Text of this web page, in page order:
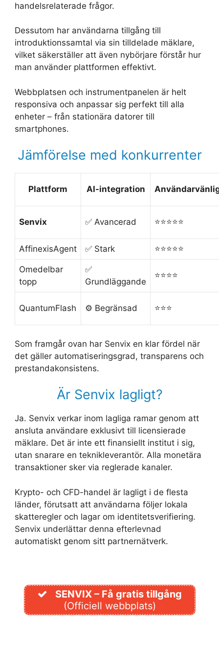
handelsrelaterade frågor.
Dessutom har användarna tillgång till
introduktionssamtal via sin tilldelade mäklare,
vilket säkerställer att även nybörjare förstår hur
man använder plattformen effektivt.
Webbplatsen och instrumentpanelen är helt
responsiva och anpassar sig perfekt till alla
enheter – från stationära datorer till
smartphones.
Jämförelse med konkurrenter
Plattform AI-integration
Senvix ✅ Avancerad ⭐️⭐️⭐️⭐️⭐️
AffinexisAgent ✅ Stark ⭐️⭐️⭐️⭐️⭐️
Omedelbar
topp
✅
Grundläggande
⭐️⭐️⭐️⭐️
QuantumFlash ⚙️ Begränsad ⭐️⭐️⭐️
Som framgår ovan har Senvix en klar fördel när
det gäller automatiseringsgrad, transparens och
prestandakonsistens.
Är Senvix lagligt?
Ja. Senvix verkar inom lagliga ramar genom att
ansluta användare exklusivt till licensierade
mäklare. Det är inte ett finansiellt institut i sig,
utan snarare en teknikleverantör. Alla monetära
transaktioner sker via reglerade kanaler.
Krypto- och CFD-handel är lagligt i de flesta
länder, förutsatt att användarna följer lokala
skatteregler och lagar om identitetsverifiering.
Senvix underlättar denna efterlevnad
automatiskt genom sitt partnernätverk.
SENVIX – Få gratis tillgång
(Officiell webbplats)